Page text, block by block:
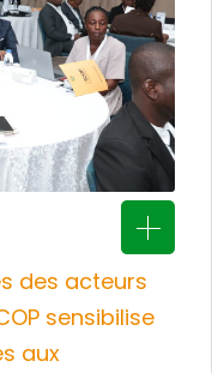
des acteurs
sensibilise
aux